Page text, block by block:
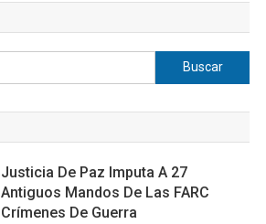
Buscar:
Justicia De Paz Imputa A 27
Antiguos Mandos De Las FARC
Crímenes De Guerra